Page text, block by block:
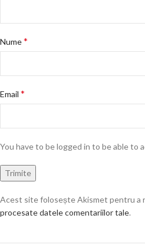
Nume*
Email *
You have to be logged in to be able to
Acest site folosește Akismet pentru a
procesate datele comentariilor tale.